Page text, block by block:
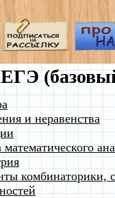
ЕГЭ
и неравенства
математического
комбинаторики,